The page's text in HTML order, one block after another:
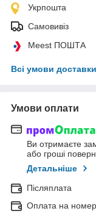
Укрпошта
Самовивіз
Meest ПОШТА
Всі умови доставки
Умови оплати
Ви отримаєте
або гроші
Детальніше
Післяплата
Оплата на